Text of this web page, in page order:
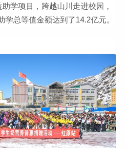
学项目，跨越山川走进校园，
学总等值金额达到了14.2亿元。